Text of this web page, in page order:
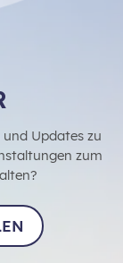
Updates zu
zum